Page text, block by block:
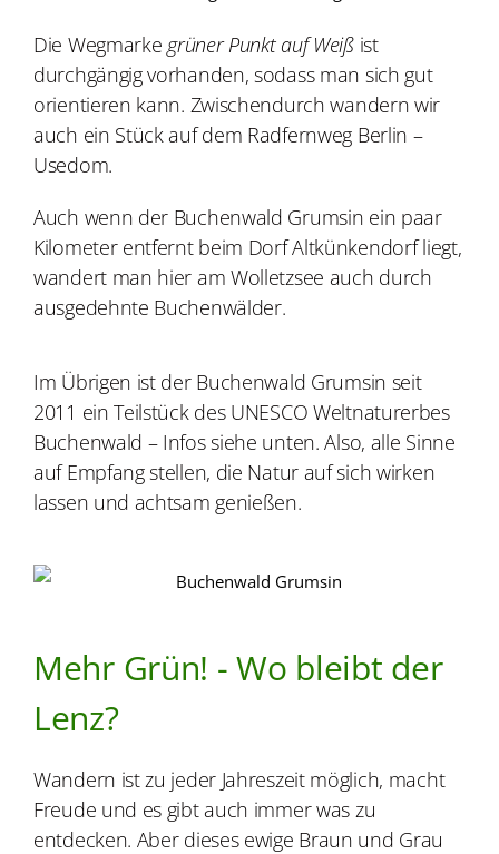
Die Wegmarkegrüner Punkt auf Weißist
durchgängig vorhanden, sodass man sich gut
orientieren kann. Zwischendurch wandern wir
auch ein Stück auf dem Radfernweg Berlin –
Usedom.
Auch wenn der Buchenwald Grumsin ein paar
Kilometer entfernt beim Dorf Altkünkendorf liegt,
wandert man hier am Wolletzsee auch durch
ausgedehnte Buchenwälder.
Im Übrigen ist der Buchenwald Grumsin seit
2011 ein Teilstück des UNESCO Weltnaturerbes
Buchenwald – Infos siehe unten.Also, alle Sinne
auf Empfang stellen, die Natur auf sich wirken
lassen und achtsam genießen.
Mehr Grün! - Wo bleibt der
Lenz?
Wandern ist zu jeder Jahreszeit möglich, macht
Freude und es gibt auch immer was zu
entdecken. Aber dieses ewige Braun und Grau